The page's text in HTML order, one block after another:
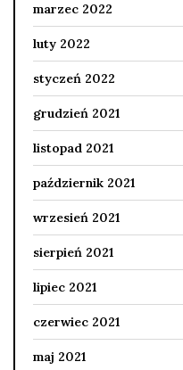
marzec 2022
luty 2022
styczeń 2022
grudzień 2021
listopad 2021
październik 2021
wrzesień 2021
sierpień 2021
lipiec 2021
czerwiec 2021
maj 2021